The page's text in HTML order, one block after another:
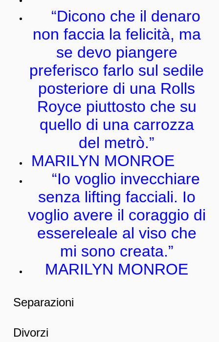
“Dicono che il denaro
non faccia la felicità, ma
se devo piangere
preferisco farlo sul sedile
posteriore di una Rolls
Royce piuttosto che su
quello di una carrozza
del metrò.”
MARILYN MONROE
“Io voglio invecchiare
senza lifting facciali. Io
voglio avere il coraggio di
essereleale al viso che
mi sono creata.”
MARILYN MONROE
Separazioni
Divorzi